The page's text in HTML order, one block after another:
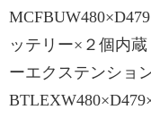
ッテリー×２個内
ーエクステンショ